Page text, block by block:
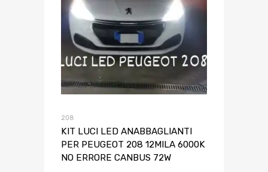
208
KIT LUCI LED ANABBAGLIANTI
PER PEUGEOT 208 12MILA 6000K
NO ERRORE CANBUS 72W